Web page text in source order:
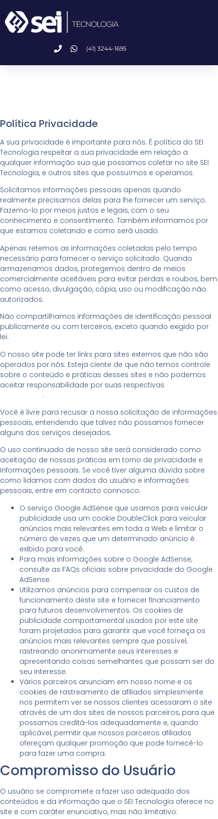
(41) 3244-1695
Política Privacidade
A sua privacidade é importante para nós. É política do SEI
Tecnologia respeitar a sua privacidade em relação a
qualquer informação sua que possamos coletar no site SEI
Tecnologia, e outros sites que possuímos e operamos.
Solicitamos informações pessoais apenas quando
realmente precisamos delas para lhe fornecer um serviço.
Fazemo-lo por meios justos e legais, com o seu
conhecimento e consentimento. Também informamos por
que estamos coletando e como será usado.
Apenas retemos as informações coletadas pelo tempo
necessário para fornecer o serviço solicitado. Quando
armazenamos dados, protegemos dentro de meios
comercialmente aceitáveis ​​para evitar perdas e roubos, bem
como acesso, divulgação, cópia, uso ou modificação não
autorizados.
Não compartilhamos informações de identificação pessoal
publicamente ou com terceiros, exceto quando exigido por
lei.
O nosso site pode ter links para sites externos que não são
operados por nós. Esteja ciente de que não temos controle
sobre o conteúdo e práticas desses sites e não podemos
aceitar responsabilidade por suas respectivas
.
Você é livre para recusar a nossa solicitação de informações
pessoais, entendendo que talvez não possamos fornecer
alguns dos serviços desejados.
O uso continuado de nosso site será considerado como
aceitação de nossas práticas em torno de privacidade e
informações pessoais. Se você tiver alguma dúvida sobre
como lidamos com dados do usuário e informações
pessoais, entre em contacto connosco.
O serviço Google AdSense que usamos para veicular
publicidade usa um cookie DoubleClick para veicular
anúncios mais relevantes em toda a Web e limitar o
número de vezes que um determinado anúncio é
exibido para você.
Para mais informações sobre o Google AdSense,
consulte as FAQs oficiais sobre privacidade do Google
AdSense.
Utilizamos anúncios para compensar os custos de
funcionamento deste site e fornecer financiamento
para futuros desenvolvimentos. Os cookies de
publicidade comportamental usados ​​por este site
foram projetados para garantir que você forneça os
anúncios mais relevantes sempre que possível,
rastreando anonimamente seus interesses e
apresentando coisas semelhantes que possam ser do
seu interesse.
Vários parceiros anunciam em nosso nome e os
cookies de rastreamento de afiliados simplesmente
nos permitem ver se nossos clientes acessaram o site
através de um dos sites de nossos parceiros, para que
possamos creditá-los adequadamente e, quando
aplicável, permitir que nossos parceiros afiliados
ofereçam qualquer promoção que pode fornecê-lo
para fazer uma compra.
Compromisso do Usuário
O usuário se compromete a fazer uso adequado dos
conteúdos e da informação que o SEI Tecnologia oferece no
site e com caráter enunciativo, mas não limitativo: